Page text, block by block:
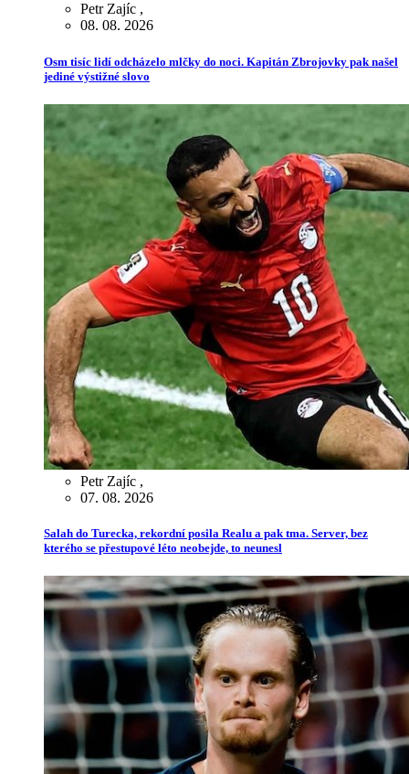
Petr Zajíc ,
08. 08. 2026
Osm tisíc lidí odcházelo mlčky do noci. Kapitán Zbrojovky pak našel
jediné výstižné slovo
Petr Zajíc ,
07. 08. 2026
Salah do Turecka, rekordní posila Realu a pak tma. Server, bez
kterého se přestupové léto neobejde, to neunesl